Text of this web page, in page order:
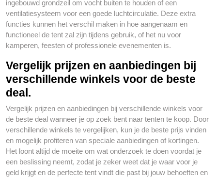
ingebouwd grondzeil om vocht buiten te houden of een
ventilatiesysteem voor een goede luchtcirculatie. Deze extra
functies kunnen het verschil maken in hoe aangenaam en
functioneel de tent zal zijn tijdens gebruik, of het nu voor
kamperen, feesten of professionele evenementen is.
Vergelijk prijzen en aanbiedingen bij
verschillende winkels voor de beste
deal.
Vergelijk prijzen en aanbiedingen bij verschillende winkels voor
de beste deal wanneer je op zoek bent naar tenten te koop. Door
verschillende winkels te vergelijken, kun je de beste prijs vinden
en mogelijk profiteren van speciale aanbiedingen of kortingen.
Het loont altijd de moeite om wat onderzoek te doen voordat je
een beslissing neemt, zodat je zeker weet dat je waar voor je
geld krijgt en de perfecte tent vindt die past bij jouw behoeften en